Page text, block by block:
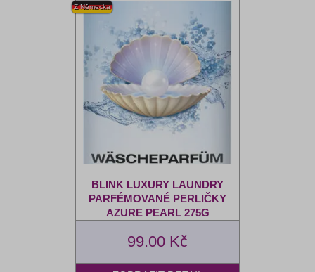
BLINK LUXURY LAUNDRY
PARFÉMOVANÉ PERLIČKY
AZURE PEARL 275G
99.00 Kč